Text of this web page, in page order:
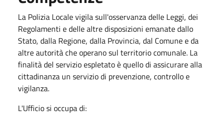
La Polizia Locale vigila sull'osservanza delle Leggi, dei
Regolamenti e delle altre disposizioni emanate dallo
Stato, dalla Regione, dalla Provincia, dal Comune e da
altre autorità che operano sul territorio comunale. La
finalità del servizio espletato è quello di assicurare alla
cittadinanza un servizio di prevenzione, controllo e
vigilanza.
L'Ufficio si occupa di: